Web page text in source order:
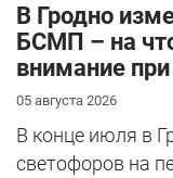
В Гродно
БСМП – на
внимание
05 августа 2026
В конце июля в
светофоров на